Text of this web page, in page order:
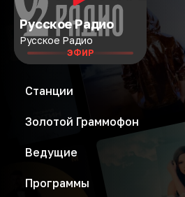
Русское Радио
Русское Радио
ЭФИР
Станции
Золотой Граммофон
Ведущие
Программы